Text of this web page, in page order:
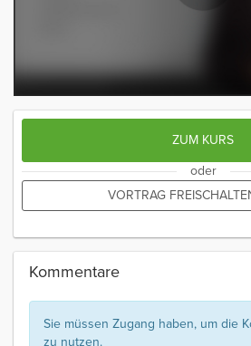
ZUM KURS
oder
VORTRAG
Kommentare
Sie müssen Zugang haben, um die
zu nutzen.